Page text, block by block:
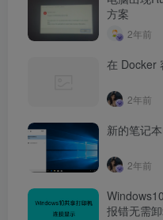
方案
2年前
在 Docker
2年前
新的笔记
2年前
报错无需